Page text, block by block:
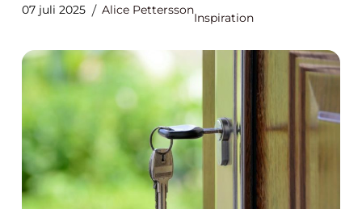
07 juli 2025 Alice Pettersson
Inspiration